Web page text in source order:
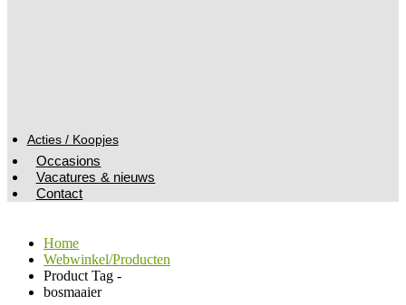
Acties / Koopjes
Occasions
Vacatures & nieuws
Contact
Home
Webwinkel/Producten
Product Tag -
bosmaaier